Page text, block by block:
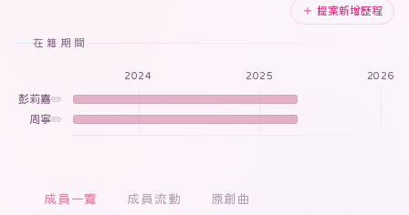
＋ 提案新增歷程
在籍期間
2024 2025 2026
彭莉嘉✏️
周寧✏️
成員一覽 成員流動 原創曲